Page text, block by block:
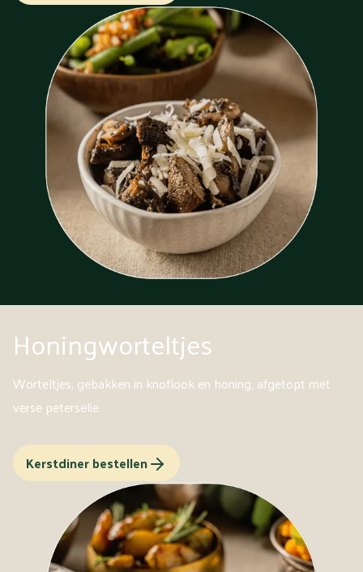
Honingworteltjes
Worteltjes, gebakken in knoflook en honing, afgetopt met
verse peterselie.
Kerstdiner bestellen